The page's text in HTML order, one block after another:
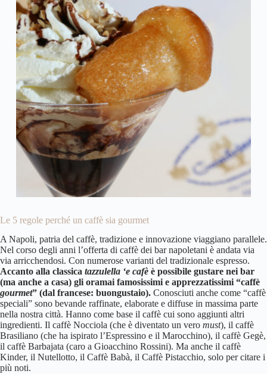
Le 5 regole perché un caffè sia gourmet
A Napoli, patria del caffè, tradizione e innovazione viaggiano parallele.
Nel corso degli anni l’offerta di caffè dei bar napoletani è andata via
via arricchendosi. Con numerose varianti del tradizionale espresso.
Accanto alla classica tazzulella ‘e cafè è possibile gustare nei bar
(ma anche a casa) gli oramai famosissimi e apprezzatissimi “caffè
gourmet” (dal francese: buongustaio). Conosciuti anche come “caffè
speciali” sono bevande raffinate, elaborate e diffuse in massima parte
nella nostra città. Hanno come base il caffè cui sono aggiunti altri
ingredienti. Il caffè Nocciola (che è diventato un vero must), il caffè
Brasiliano (che ha ispirato l’Espressino e il Marocchino), il caffè Gegè,
il caffè Barbajata (caro a Gioacchino Rossini). Ma anche il caffè
Kinder, il Nutellotto, il Caffè Babà, il Caffè Pistacchio, solo per citare i
più noti.